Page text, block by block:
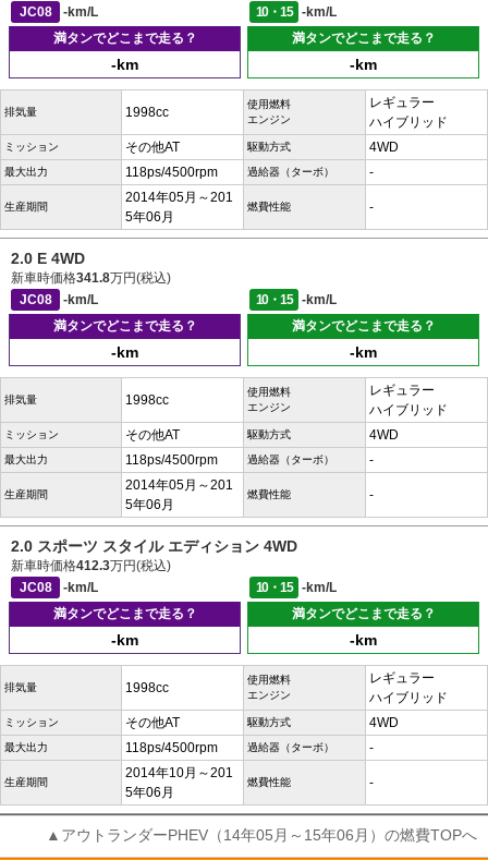
JC08
-km/L 10・15
-km/L
満タンでどこまで走る？
-km
満タンでどこまで走る？
-km
排気量 1998cc
使用燃料
エンジン
レギュラー
ハイブリッド
ミッション その他AT 駆動方式 4WD
最大出力 118ps/4500rpm 過給器（ターボ） -
生産期間
2014年05月～201
5年06月
燃費性能 -
2.0 E 4WD
新車時価格341.8万円(税込)
JC08
-km/L 10・15
-km/L
満タンでどこまで走る？
-km
満タンでどこまで走る？
-km
排気量 1998cc
使用燃料
エンジン
レギュラー
ハイブリッド
ミッション その他AT 駆動方式 4WD
最大出力 118ps/4500rpm 過給器（ターボ） -
生産期間
2014年05月～201
5年06月
燃費性能 -
2.0 スポーツ スタイル エディション 4WD
新車時価格412.3万円(税込)
JC08
-km/L 10・15
-km/L
満タンでどこまで走る？
-km
満タンでどこまで走る？
-km
排気量 1998cc
使用燃料
エンジン
レギュラー
ハイブリッド
ミッション その他AT 駆動方式 4WD
最大出力 118ps/4500rpm 過給器（ターボ） -
生産期間
2014年10月～201
5年06月
燃費性能 -
▲アウトランダーPHEV（14年05月～15年06月）の燃費TOPへ